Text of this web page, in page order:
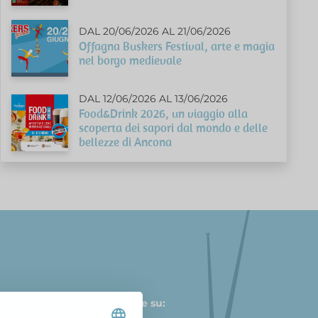
DAL 20/06/2026 AL 21/06/2026
Offagna Buskers Festival, arte e magia
nel borgo medievale
DAL 12/06/2026 AL 13/06/2026
Food&Drink 2026, un viaggio alla
scoperta dei sapori dal mondo e delle
bellezze di Ancona
Seguici anche su: